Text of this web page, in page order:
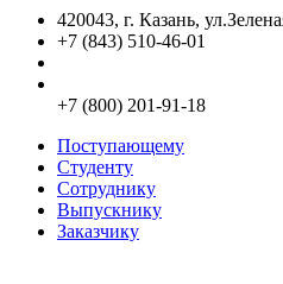
420043, г. Казань,
+7 (843) 510-46-01
+7 (800) 201-91-18
Поступающему
Студенту
Сотруднику
Выпускнику
Заказчику